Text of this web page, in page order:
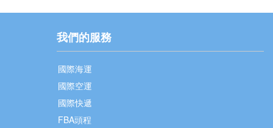
我們的服務
國際海運
國際空運
國際快遞
FBA頭程